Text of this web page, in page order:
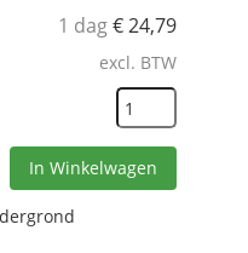
1 dag€24,79
excl. BTW
In Winkelwagen